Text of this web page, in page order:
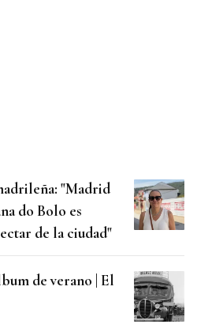
"Madrid
do Bolo es
de la ciudad"
de verano | El